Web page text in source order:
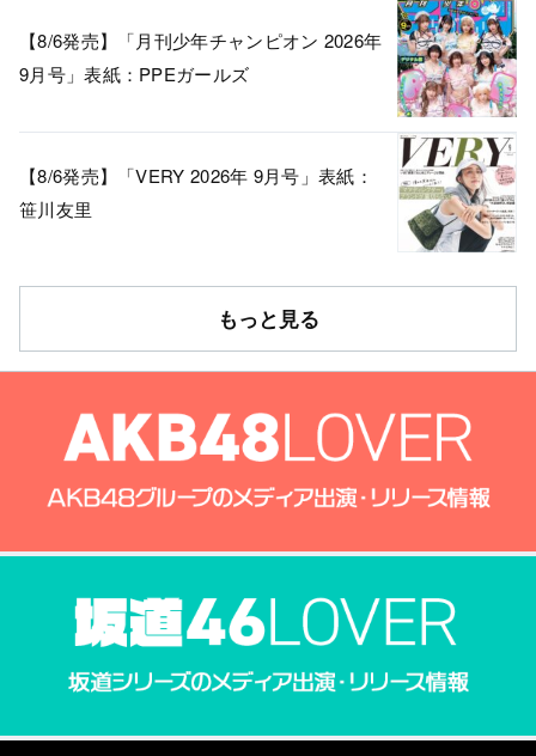
【8/6発売】「月刊少年チャンピオン 2026年
9月号」表紙：PPEガールズ
【8/6発売】「VERY 2026年 9月号」表紙：
笹川友里
もっと見る